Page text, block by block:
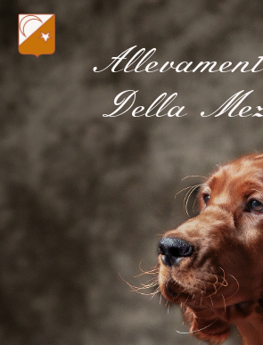
IL SETTER
Allevamento
Della Mezzaluna